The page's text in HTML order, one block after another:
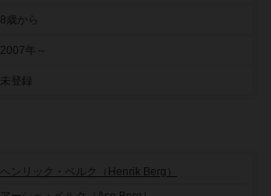
8歳から
2007年～
未登録
ヘンリック・ベルク（Henrik Berg）